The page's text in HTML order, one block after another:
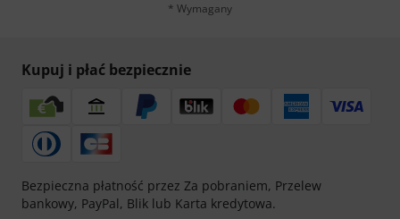
* Wymagany
Kupuj i płać bezpiecznie
Bezpieczna płatność przez Za pobraniem, Przelew
bankowy, PayPal, Blik lub Karta kredytowa.